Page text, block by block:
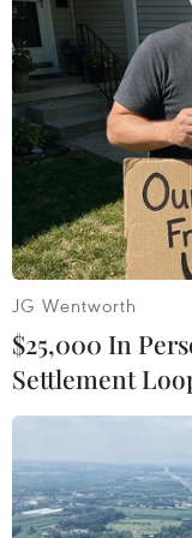
#Máy tính
#Tổng thống Mỹ
JG Wentworth
$25,000 In
Settlement